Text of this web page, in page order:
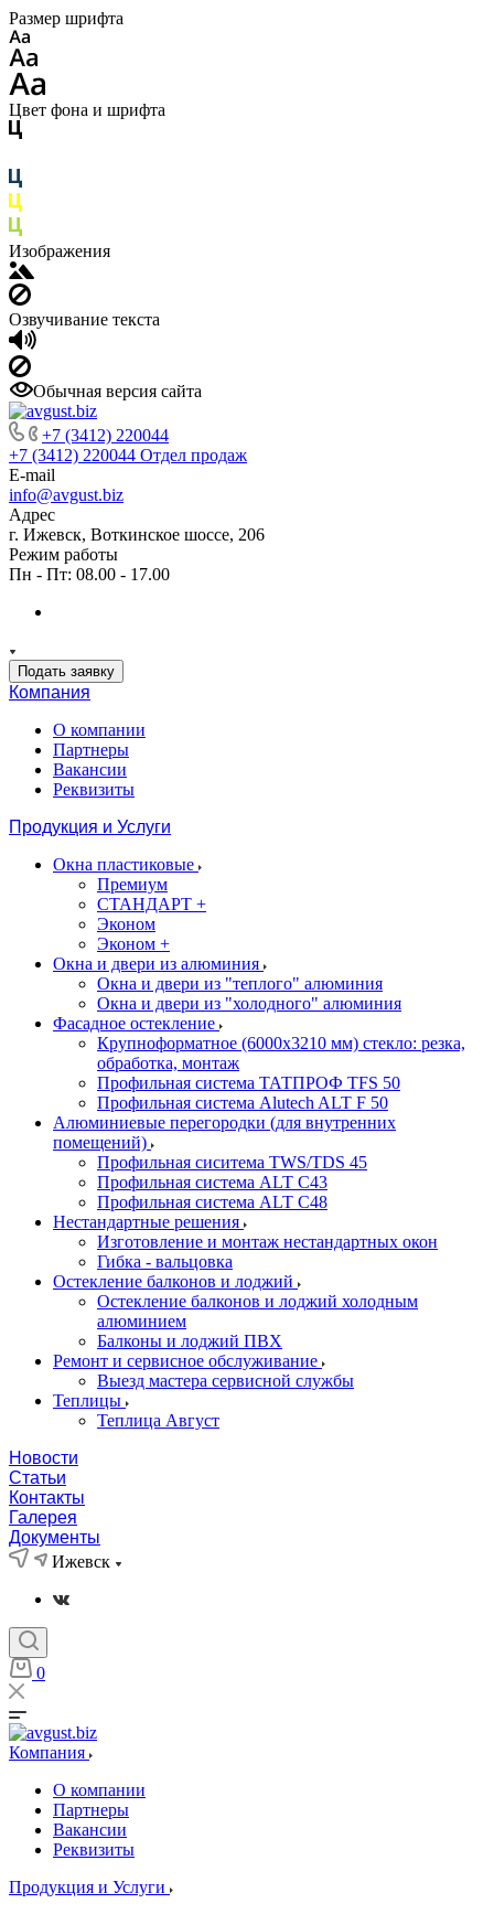
Размер шрифта
Цвет фона и шрифта
Изображения
Озвучивание текста
Обычная версия сайта
+7 (3412) 220044
+7 (3412) 220044 Отдел продаж
E-mail
info@avgust.biz
Адрес
г. Ижевск, Воткинское шоссе, 206
Режим работы
Пн - Пт: 08.00 - 17.00
Подать заявку
Компания
О компании
Партнеры
Вакансии
Реквизиты
Продукция и Услуги
Окна пластиковые
Премиум
СТАНДАРТ +
Эконом
Эконом +
Окна и двери из алюминия
Окна и двери из "теплого" алюминия
Окна и двери из "холодного" алюминия
Фасадное остекление
Крупноформатное (6000x3210 мм) стекло: резка,
обработка, монтаж
Профильная система ТАТПРОФ TFS 50
Профильная система Alutech ALT F 50
Алюминиевые перегородки (для внутренних
помещений)
Профильная сиситема TWS/TDS 45
Профильная система ALT C43
Профильная система ALT C48
Нестандартные решения
Изготовление и монтаж нестандартных окон
Гибка - вальцовка
Остекление балконов и лоджий
Остекление балконов и лоджий холодным
алюминием
Балконы и лоджий ПВХ
Ремонт и сервисное обслуживание
Выезд мастера сервисной службы
Теплицы
Теплица Август
Новости
Статьи
Контакты
Галерея
Документы
Ижевск
0
Компания
О компании
Партнеры
Вакансии
Реквизиты
Продукция и Услуги